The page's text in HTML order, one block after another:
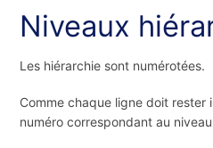
Niveaux
Les hiérarchie sont numérotées.
Comme chaque ligne doit
numéro correspondant au